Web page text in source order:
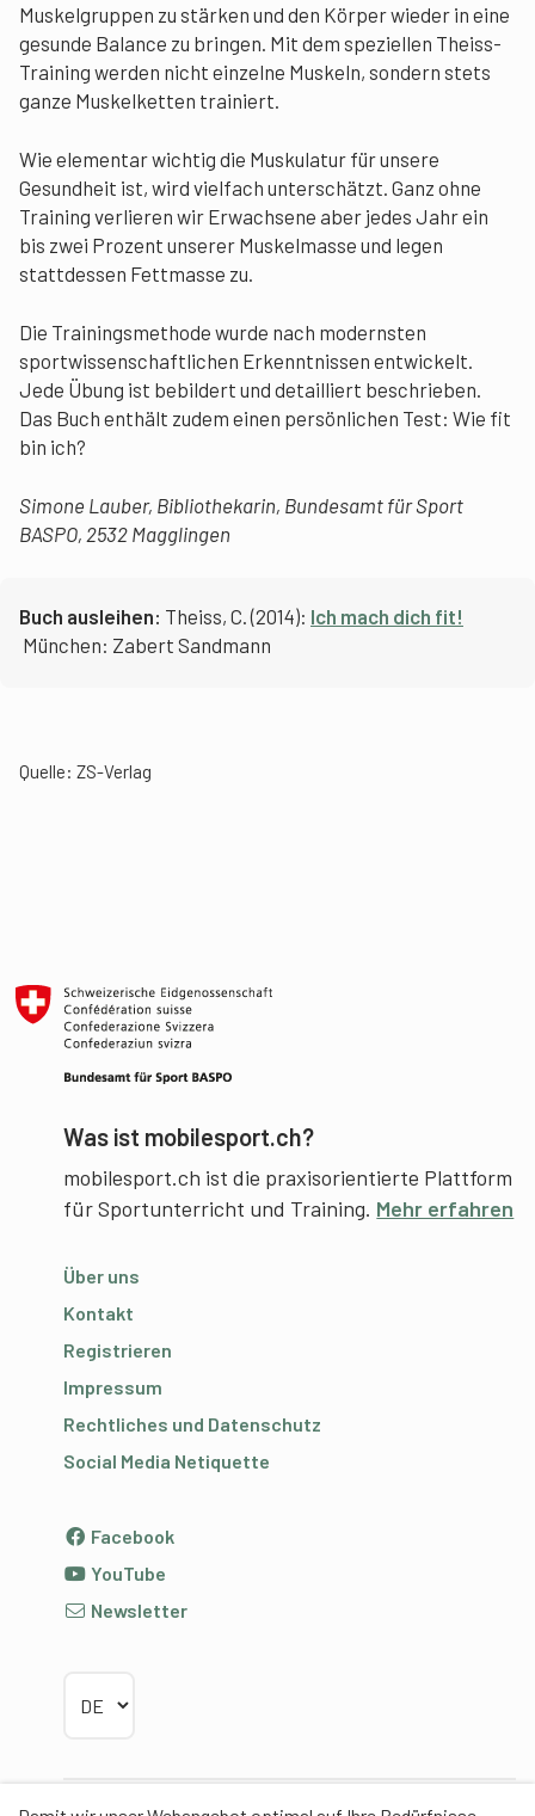
Muskelgruppen zu stärken und den Körper wieder in eine
gesunde Balance zu bringen. Mit dem speziellen Theiss-
Training werden nicht einzelne Muskeln, sondern stets
ganze Muskelketten trainiert.
Wie elementar wichtig die Muskulatur für unsere
Gesundheit ist, wird vielfach unterschätzt. Ganz ohne
Training verlieren wir Erwachsene aber jedes Jahr ein
bis zwei Prozent unserer Muskelmasse und legen
stattdessen Fettmasse zu.
Die Trainingsmethode wurde nach modernsten
sportwissenschaftlichen Erkenntnissen entwickelt.
Jede Übung ist bebildert und detailliert beschrieben.
Das Buch enthält zudem einen persönlichen Test: Wie fit
bin ich?
Simone Lauber, Bibliothekarin, Bundesamt für Sport
BASPO, 2532 Magglingen
Buch ausleihen: Theiss, C. (2014): Ich mach dich fit!
München: Zabert Sandmann
Quelle: ZS-Verlag
Was ist mobilesport.ch?
mobilesport.ch ist die praxisorientierte Plattform
für Sportunterricht und Training. Mehr erfahren
Über uns
Kontakt
Registrieren
Impressum
Rechtliches und Datenschutz
Social Media Netiquette
Facebook
YouTube
Newsletter